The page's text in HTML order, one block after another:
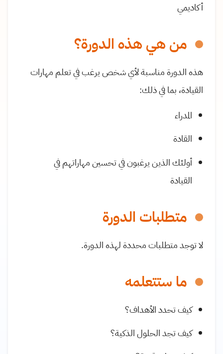
أكاديمي
من هي هذه الدورة؟
هذه الدورة مناسبة لأي شخص يرغب في تعلم مهارات
القيادة، بما في ذلك:
المدراء
القادة
أولئك الذين يرغبون في تحسين مهاراتهم في
القيادة
متطلبات الدورة
لا توجد متطلبات محددة لهذه الدورة.
ما ستتعلمه
كيف تحدد الأهداف؟
كيف تجد الحلول الذكية؟